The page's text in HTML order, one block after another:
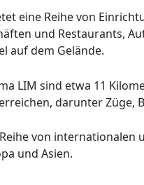
eine Reihe von
und Restaurants,
auf dem Gelände.
LIM sind etwa 11
darunter Züge,
von internationalen
und Asien.